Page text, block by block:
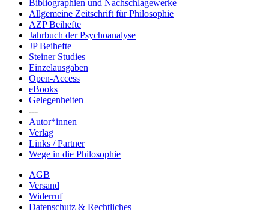
Bibliographien und Nachschlagewerke
Allgemeine Zeitschrift für Philosophie
AZP Beihefte
Jahrbuch der Psychoanalyse
JP Beihefte
Steiner Studies
Einzelausgaben
Open-Access
eBooks
Gelegenheiten
---
Autor*innen
Verlag
Links / Partner
Wege in die Philosophie
AGB
Versand
Widerruf
Datenschutz & Rechtliches